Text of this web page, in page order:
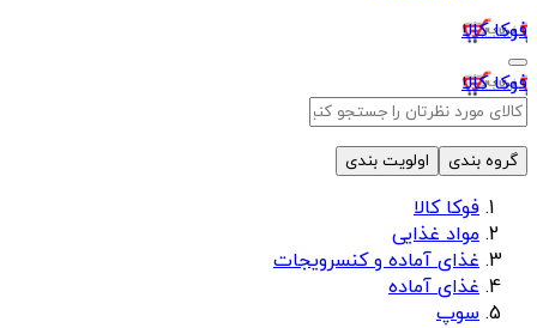
فوکا کالا
فوکا کالا
گروه بندی اولویت بندی
فوکا کالا
مواد غذایی
غذای آماده و کنسرویجات
غذای آماده
سوپ